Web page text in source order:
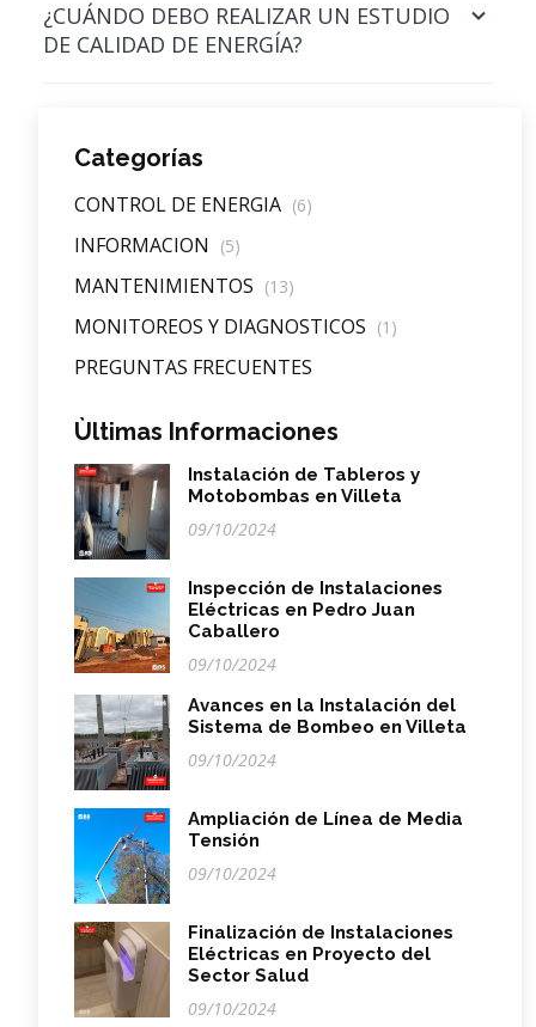
¿CUÁNDO DEBO REALIZAR UN ESTUDIO
DE CALIDAD DE ENERGÍA?
Categorías
CONTROL DE ENERGIA (6)
INFORMACION (5)
MANTENIMIENTOS (13)
MONITOREOS Y DIAGNOSTICOS (1)
PREGUNTAS FRECUENTES
Ùltimas Informaciones
Instalación de Tableros y
Motobombas en Villeta
09/10/2024
Inspección de Instalaciones
Eléctricas en Pedro Juan
Caballero
09/10/2024
Avances en la Instalación del
Sistema de Bombeo en Villeta
09/10/2024
Ampliación de Línea de Media
Tensión
09/10/2024
Finalización de Instalaciones
Eléctricas en Proyecto del
Sector Salud
09/10/2024